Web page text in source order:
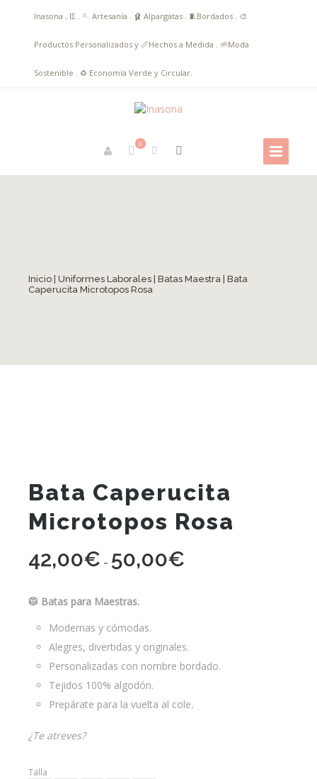
Inasona , ΙΣ . 🪡 Artesanía . 🩰 Alpargatas . 🧵Bordados . 🎨
Productos Personalizados y 📏Hechos a Medida . 🌱Moda
Sostenible . ♻️ Economía Verde y Circular.
0
Inicio Uniformes Laborales Batas Maestra | Bata
Caperucita Microtopos Rosa
Bata Caperucita
Microtopos Rosa
42,00€ - 50,00€
hasta
50,00€
🥼 Batas para Maestras.
Modernas y cómodas.
Alegres, divertidas y originales.
Personalizadas con nombre bordado.
Tejidos 100% algodón.
Prepárate para la vuelta al cole.
¿Te atreves?
Talla